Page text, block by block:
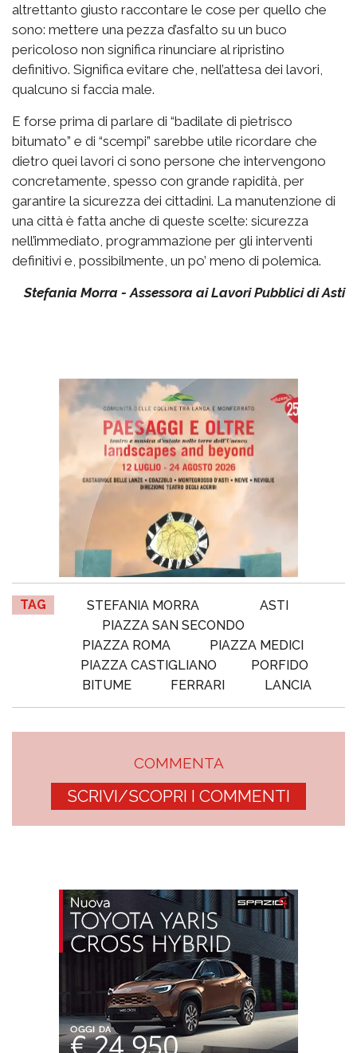
altrettanto giusto raccontare le cose per quello che
sono: mettere una pezza d’asfalto su un buco
pericoloso non significa rinunciare al ripristino
definitivo. Significa evitare che, nell’attesa dei lavori,
qualcuno si faccia male.
E forse prima di parlare di “badilate di pietrisco
bitumato” e di “scempi” sarebbe utile ricordare che
dietro quei lavori ci sono persone che intervengono
concretamente, spesso con grande rapidità, per
garantire la sicurezza dei cittadini. La manutenzione di
una città è fatta anche di queste scelte: sicurezza
nell’immediato, programmazione per gli interventi
definitivi e, possibilmente, un po’ meno di polemica.
Stefania Morra - Assessora ai Lavori Pubblici di Asti
TAG STEFANIA MORRA
ASTI
PIAZZA SAN SECONDO
PIAZZA ROMA
PIAZZA MEDICI
PIAZZA CASTIGLIANO
PORFIDO
BITUME
FERRARI LANCIA
COMMENTA
SCRIVI/SCOPRI I COMMENTI